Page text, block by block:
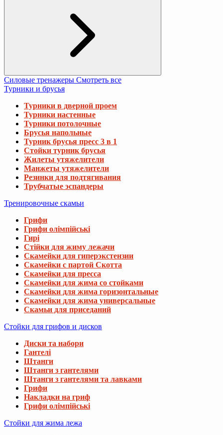
Силовые тренажеры Смотреть все
Турники и брусья
Турники в дверной проем
Турники настенные
Турники потолочные
Брусья напольные
Турник брусья пресс 3 в 1
Стойки турник брусья
Жилеты утяжелители
Манжеты утяжелители
Резинки для подтягивания
Трубчатые эспандеры
Тренировочные скамьи
Грифи
Грифи олімпійські
Гирі
Стійки для жиму лежачи
Скамейки для гиперэкстензии
Скамейки с партой Скотта
Скамейки для пресса
Скамейки для жима со стойками
Скамейки для жима горизонтальные
Скамейки для жима универсальные
Скамьи для приседаний
Стойки для грифов и дисков
Диски та набори
Гантелі
Штанги
Штанги з гантелями
Штанги з гантелями та лавками
Грифи
Накладки на гриф
Грифи олімпійські
Стойки для жима лежа